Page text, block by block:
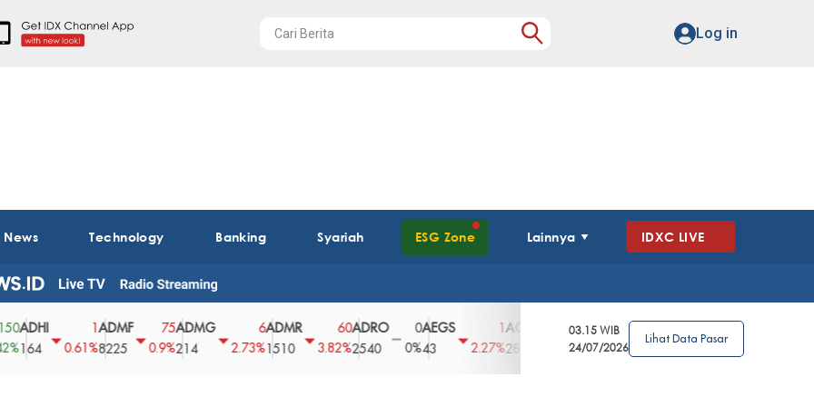
Log in
Technology Banking Syariah ESG Zone Lainnya IDXC LIVE
0.61%8225
75
0.9%
ADMG
214
2.73%
ADMR
1510
60
3.82%
ADRO
2540
0
0%
AEGS
43
2.27%2850
3.39%
AGRO
4
2.63%
0%
03.15 WIB
24/07/2026
Lihat Data Pasar